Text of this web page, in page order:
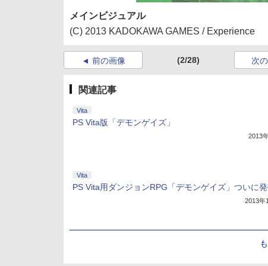
メインビジュアル
(C) 2013 KADOKAWA GAMES / Experience
前の画像 (2/28) 次
関連記事
Vita
PS Vita版「デモンゲイズ」
2013
Vita
PS Vita用ダンジョンRPG「デモンゲイズ」ついに
2013年